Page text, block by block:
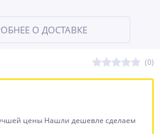
(0)
цены Нашли дешевле сделаем
О ДОСТАВКЕ